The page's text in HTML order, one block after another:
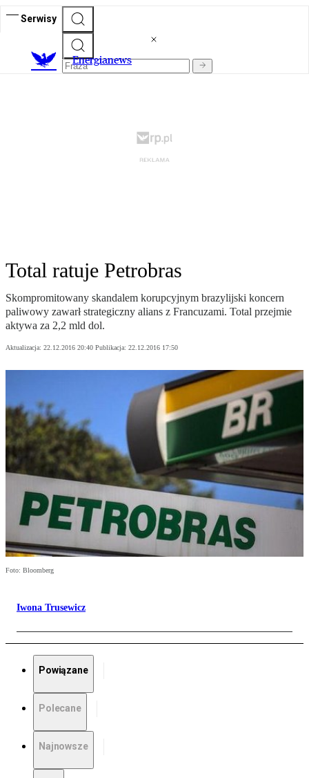
Serwisy
Energianews
Total ratuje Petrobras
Skompromitowany skandalem korupcyjnym brazylijski koncern
paliwowy zawarł strategiczny alians z Francuzami. Total przejmie
aktywa za 2,2 mld dol.
Aktualizacja: 22.12.2016 20:40 Publikacja: 22.12.2016 17:50
Foto: Bloomberg
Iwona Trusewicz
Powiązane
Polecane
Najnowsze